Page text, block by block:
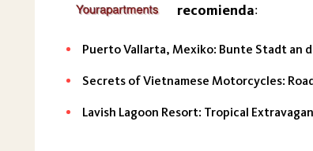
recomienda:
Puerto Vallarta, Mexiko: Bunte Stadt an
Secrets of Vietnamese Motorcycles:
Lavish Lagoon Resort: Tropical